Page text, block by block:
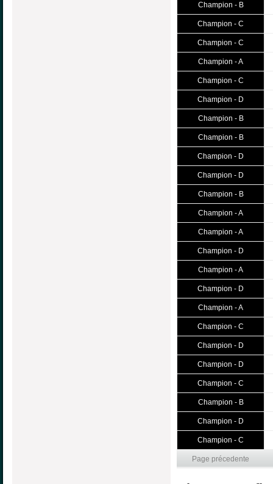
Champion - B
Champion - C
Champion - C
Champion - A
Champion - C
Champion - D
Champion - B
Champion - B
Champion - D
Champion - D
Champion - B
Champion - A
Champion - A
Champion - D
Champion - A
Champion - D
Champion - A
Champion - C
Champion - D
Champion - D
Champion - C
Champion - B
Champion - D
Champion - C
Page précedente